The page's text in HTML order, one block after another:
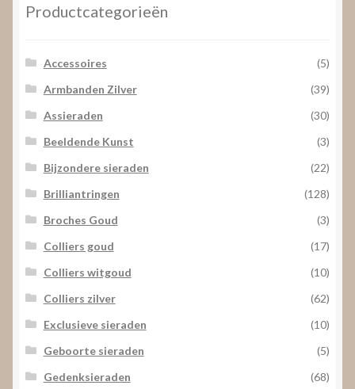
Productcategorieën
Accessoires
(5)
Armbanden Zilver
(39)
Assieraden
(30)
Beeldende Kunst
(3)
Bijzondere sieraden
(22)
Brilliantringen
(128)
Broches Goud
(3)
Colliers goud
(17)
Colliers witgoud
(10)
Colliers zilver
(62)
Exclusieve sieraden
(10)
Geboorte sieraden
(5)
Gedenksieraden
(68)